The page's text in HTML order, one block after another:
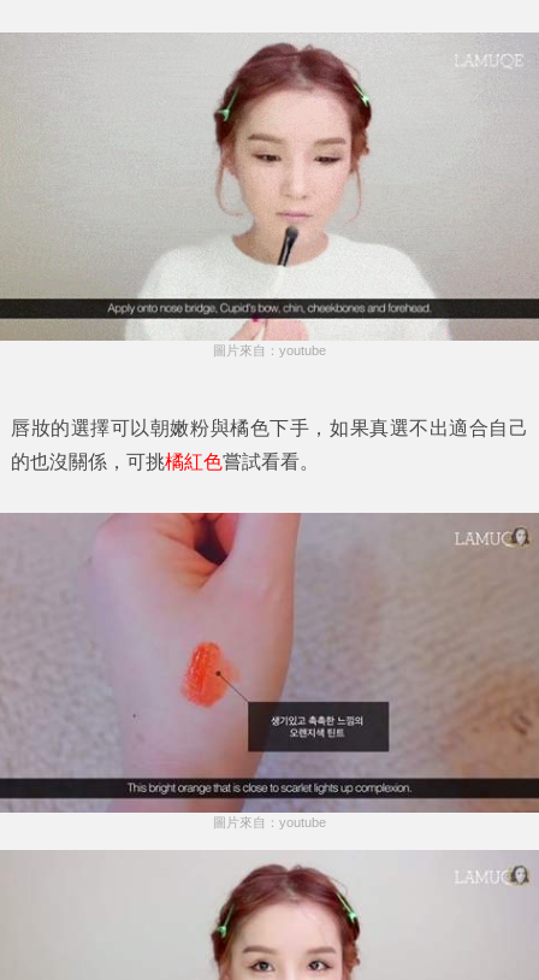
圖片來自：youtube
唇妝的選擇可以朝嫩粉與橘色下手，如果真選不出適合自己
的也沒關係，可挑橘紅色嘗試看看。
圖片來自：youtube